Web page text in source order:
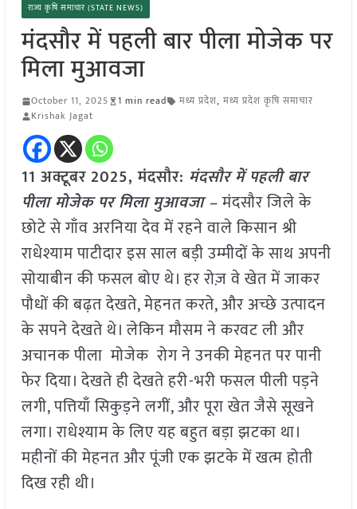
राज्य कृषि समाचार (STATE NEWS)
मंदसौर में पहली बार पीला मोजेक पर
मिला मुआवजा
October 11, 2025 1 min read मध्य प्रदेश, मध्य प्रदेश कृषि समाचार
Krishak Jagat
11 अक्टूबर 2025,मंदसौर: मंदसौर में पहली बार
पीला मोजेक पर मिला मुआवजा –मंदसौर जिले के
छोटे से गाँव अरनिया देव में रहने वाले किसान श्री
राधेश्याम पाटीदार इस साल बड़ी उम्मीदों के साथ अपनी
सोयाबीन की फसल बोए थे। हर रोज़ वे खेत में जाकर
पौधों की बढ़त देखते, मेहनत करते, और अच्छे उत्पादन
के सपने देखते थे। लेकिन मौसम ने करवट ली और
अचानक पीला मोजेक रोग ने उनकी मेहनत पर पानी
फेर दिया। देखते ही देखते हरी-भरी फसल पीली पड़ने
लगी, पत्तियाँ सिकुड़ने लगीं, और पूरा खेत जैसे सूखने
लगा। राधेश्याम के लिए यह बहुत बड़ा झटका था।
महीनों की मेहनत और पूंजी एक झटके में खत्म होती
दिख रही थी।